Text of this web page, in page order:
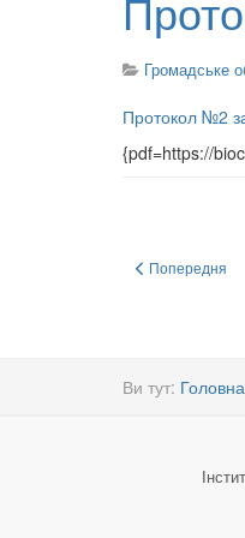
Громадське
Протокол №2
{pdf=https://
Попередня
Попередня
Ви тут: Головна